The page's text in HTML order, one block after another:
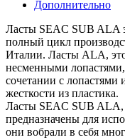
Дополнительно
Ласты SEAC SUB ALA
полный цикл
Италии. Ласты ALA,
несменными
сочетании с
жесткости из пластика.
Ласты SEAC SUB ALA,
предназначены для
они вобрали в себя